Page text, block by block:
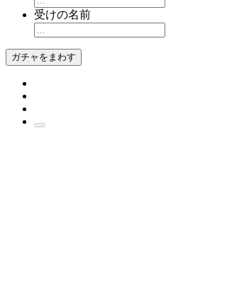
受けの名前
ガチャをまわす